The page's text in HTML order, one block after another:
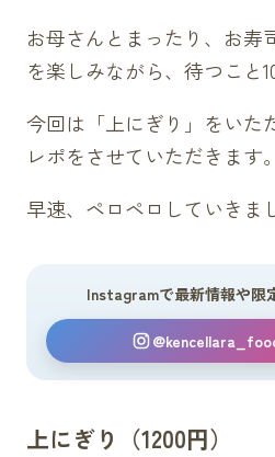
お母さんとまったり、お寿
を楽しみながら、待つこと10
今回は「上にぎり」をいた
レポをさせていただきます。
早速、ペロペロしていきま
Instagramで最新情報や限
上にぎり（1200円）